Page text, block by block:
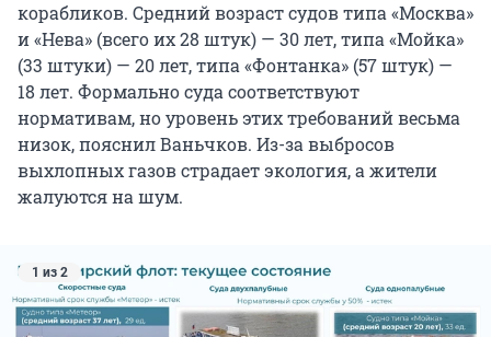
корабликов. Средний возраст судов типа «Москва»
и «Нева» (всего их 28 штук) — 30 лет, типа «Мойка»
(33 штуки) — 20 лет, типа «Фонтанка» (57 штук) —
18 лет. Формально суда соответствуют
нормативам, но уровень этих требований весьма
низок, пояснил Ваньчков. Из-за выбросов
выхлопных газов страдает экология, а жители
жалуются на шум.
1 из 2